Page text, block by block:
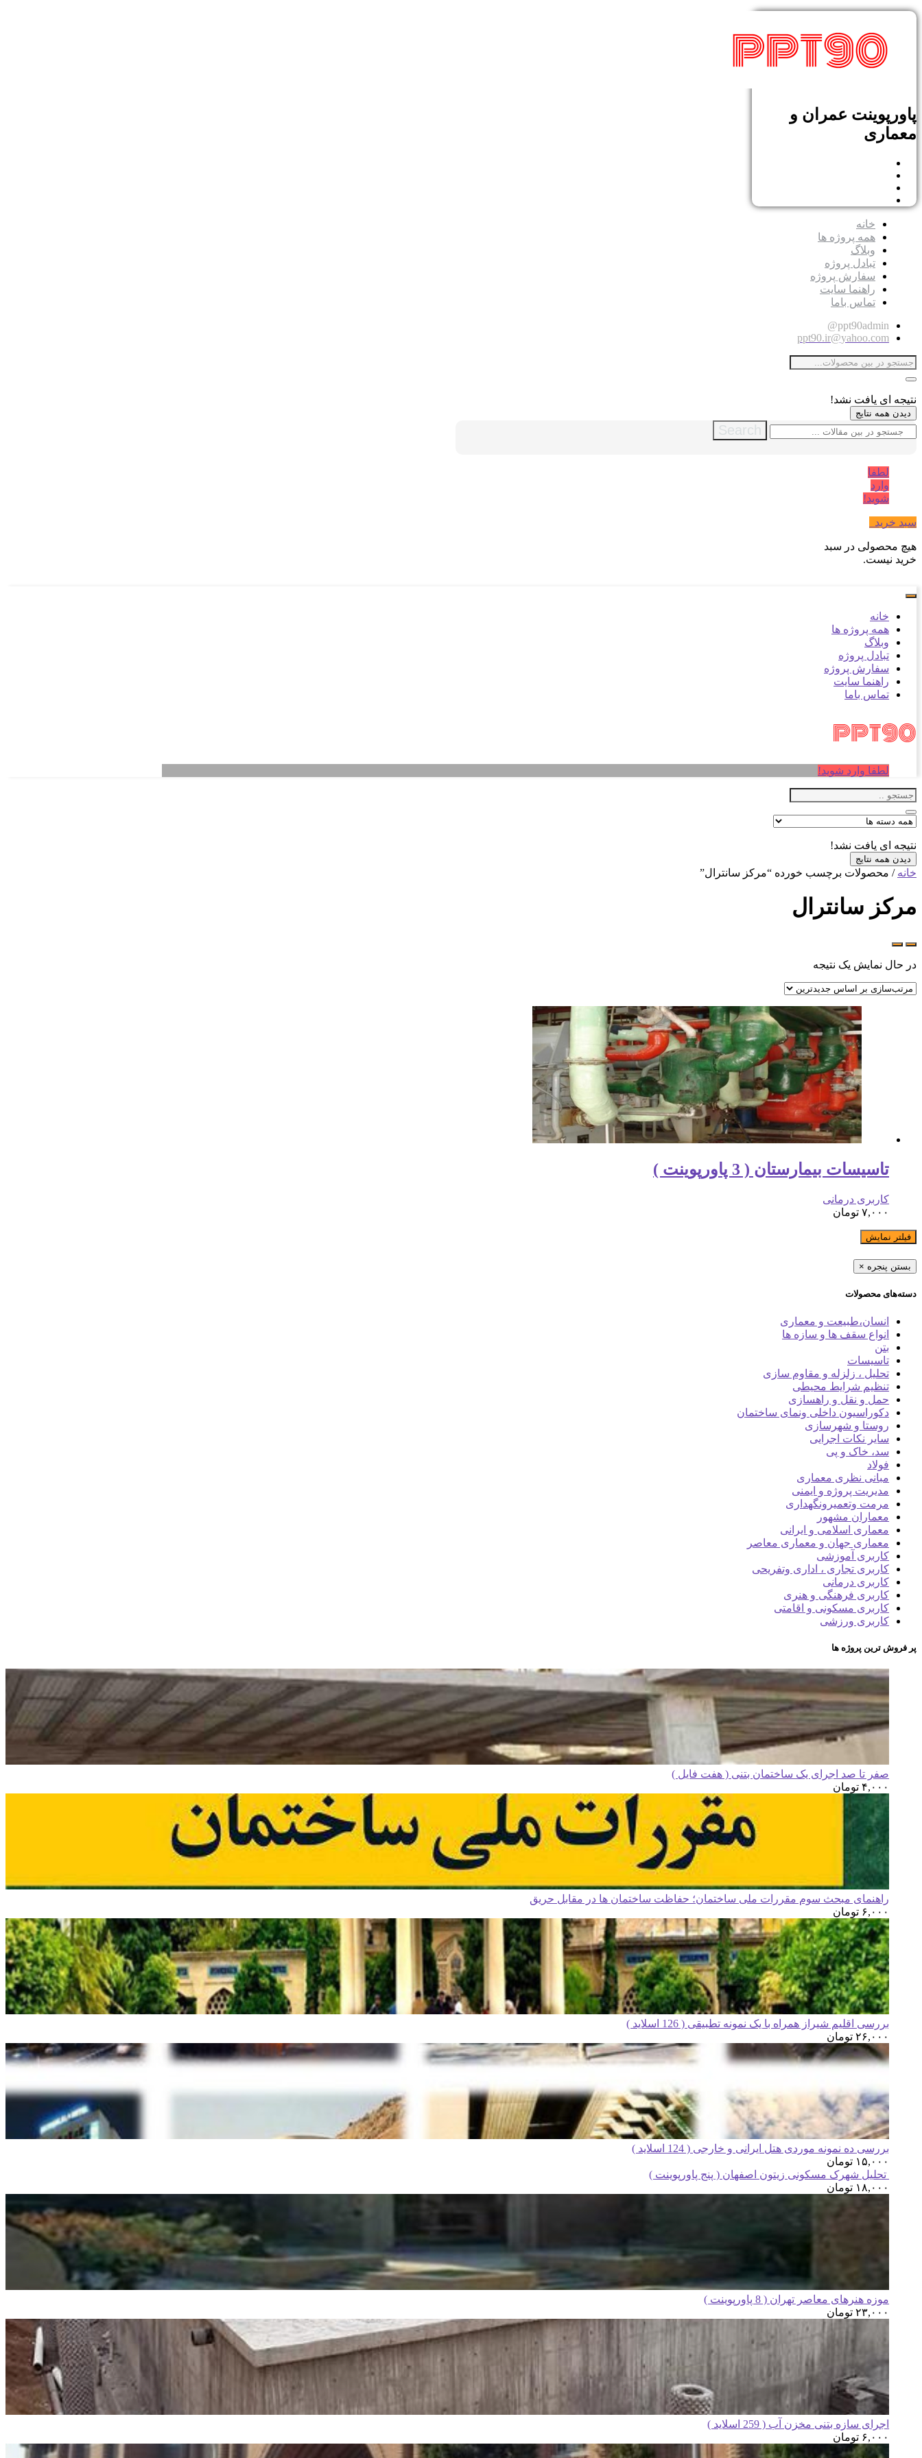
پاورپوینت عمران و
معماری
خانه
همه پروژه ها
وبلاگ
تبادل پروژه
سفارش پروژه
راهنما سایت
تماس باما
ppt90admin@
ppt90.ir@yahoo.com
نتیجه ای یافت نشد!
دیدن همه نتایج
Search
لطفا
وارد
شوید!
سبد خرید
هیچ محصولی در سبد
خرید نیست.
خانه
همه پروژه ها
وبلاگ
تبادل پروژه
سفارش پروژه
راهنما سایت
تماس باما
لطفا وارد شوید!
نتیجه ای یافت نشد!
دیدن همه نتایج
خانه / محصولات برچسب خورده “مرکز سانترال”
مرکز سانترال
در حال نمایش یک نتیجه
تاسیسات بیمارستان ( 3 پاورپوینت )
کاربری درمانی
۷,۰۰۰ تومان
فیلتر نمایش
بستن پنجره ×
دسته‌های محصولات
انسان،طبیعت و معماری
انواع سقف ها و سازه ها
بتن
تاسیسات
تحلیل ، زلزله و مقاوم سازی
تنظیم شرایط محیطی
حمل و نقل و راهسازی
دکوراسیون داخلی ونمای ساختمان
روستا و شهرسازی
سایر نکات اجرایی
سد، خاک و پی
فولاد
مبانی نظری معماری
مدیریت پروژه و ایمنی
مرمت وتعمیرونگهداری
معماران مشهور
معماری اسلامی و ایرانی
معماری جهان و معماری معاصر
کاربری آموزشی
کاربری تجاری ، اداری وتفریحی
کاربری درمانی
کاربری فرهنگی و هنری
کاربری مسکونی و اقامتی
کاربری ورزشی
پر فروش ترین پروژه ها
صفر تا صد اجرای یک ساختمان بتنی ( هفت فایل )
۴,۰۰۰ تومان
راهنمای مبحث سوم مقررات ملی ساختمان؛ حفاظت ساختمان ها در مقابل حریق
۶,۰۰۰ تومان
بررسی اقلیم شیراز همراه با یک نمونه تطبیقی ( 126 اسلاید )
۲۶,۰۰۰ تومان
بررسی ده نمونه موردی هتل ایرانی و خارجی ( 124 اسلاید )
۱۵,۰۰۰ تومان
تحلیل شهرک مسکونی زیتون اصفهان ( پنج پاورپوینت )
۱۸,۰۰۰ تومان
موزه هنرهای معاصر تهران ( 8 پاورپوینت )
۲۳,۰۰۰ تومان
اجرای سازه بتنی مخزن آب ( 259 اسلاید )
۶,۰۰۰ تومان